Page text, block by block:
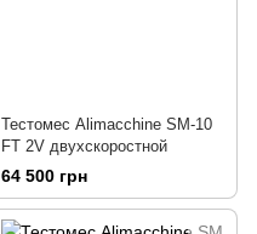
Тестомес Alimacchine SM-10
FT 2V двухскоростной
64 500 грн